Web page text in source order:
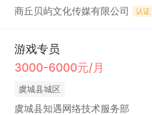
商丘贝屿文化传媒有限公司 认证
游戏专员
3000-6000元/月
虞城县城区
虞城县知遇网络技术服务部